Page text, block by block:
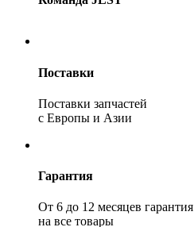
Поставки
Поставки запчастей
с Европы и Азии
Гарантия
От 6 до 12 месяцев гарантия
на все товары